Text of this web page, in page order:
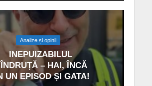
Analize și opinii
INEPUIZABILUL
– HAI, ÎNCĂ
UN EPISOD ȘI GATA!